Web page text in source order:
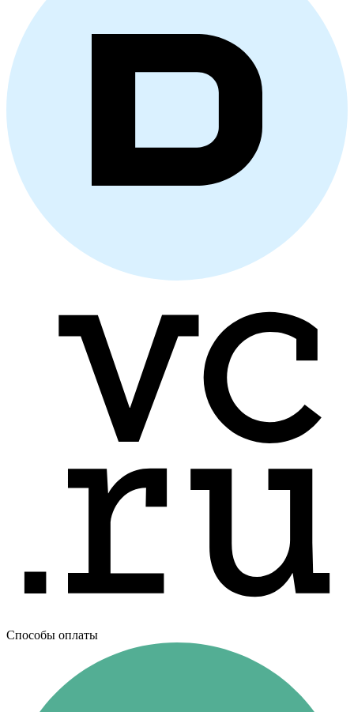
Способы оплаты